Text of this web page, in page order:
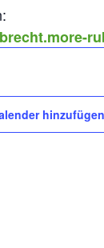
hinzufügen